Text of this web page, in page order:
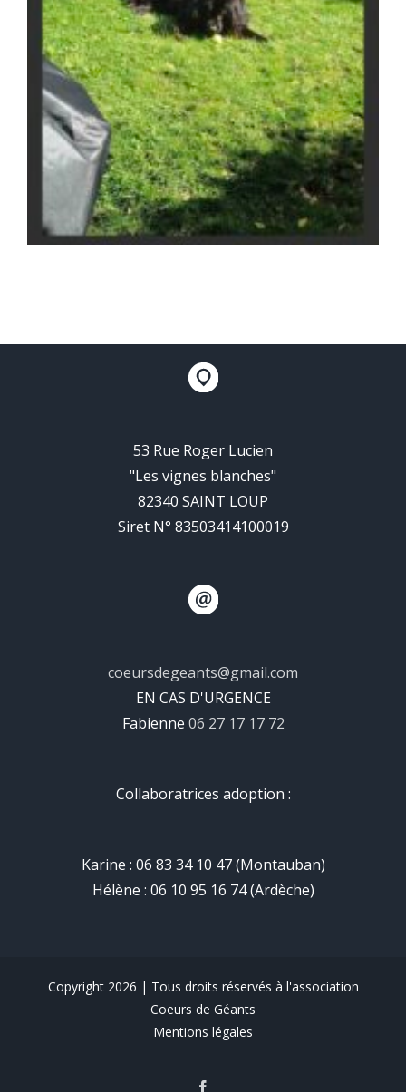
53 Rue Roger Lucien
"Les vignes blanches"
82340 SAINT LOUP
Siret N° 83503414100019
coeursdegeants@gmail.com
EN CAS D'URGENCE
Fabienne 06 27 17 17 72
Collaboratrices adoption :
Karine : 06 83 34 10 47 (Montauban)
Hélène : 06 10 95 16 74 (Ardèche)
Copyright 2026 | Tous droits réservés à l'association
Coeurs de Géants
Mentions légales